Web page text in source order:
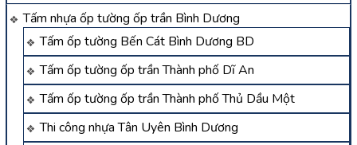
Tấm nhựa ốp tường ốp trần Bình Dương
Tấm ốp tường Bến Cát Bình Dương BD
Tấm ốp tường ốp trần Thành phố Dĩ An
Tấm ốp tường ốp trần Thành phố Thủ Dầu Một
Thi công nhựa Tân Uyên Bình Dương